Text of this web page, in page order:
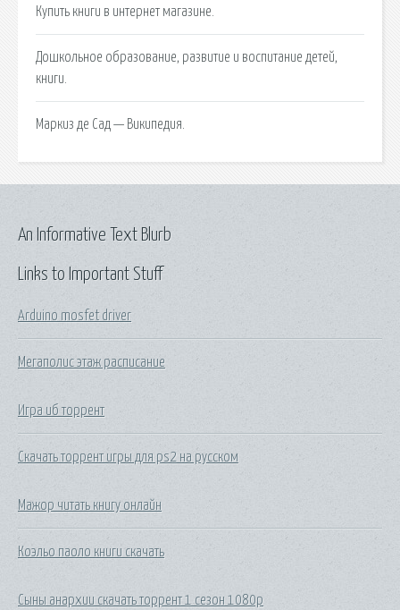
Купить книги в интернет магазине.
Дошкольное образование, развитие и воспитание детей,
книги.
Маркиз де Сад — Википедия.
Links to Important Stuff
Arduino mosfet driver
Мегаполис этаж расписание
Игра иб торрент
Скачать торрент игры для ps2 на русском
Мажор читать книгу онлайн
Коэльо паоло книги скачать
Сыны анархии скачать торрент 1 сезон 1080p
An Informative Text Blurb